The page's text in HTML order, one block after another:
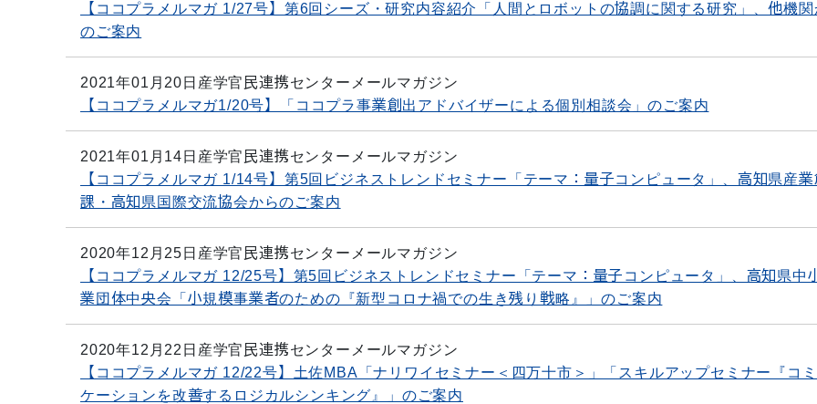
【ココプラメルマガ 1/27号】第6回シーズ・研究内容紹介「人間とロボットの協調に関する研究」、他機関
のご案内
2021年01月20日 産学官民連携センターメールマガジン
【ココプラメルマガ1/20号】「ココプラ事業創出アドバイザーによる個別相談会」のご案内
2021年01月14日 産学官民連携センターメールマガジン
【ココプラメルマガ 1/14号】第5回ビジネストレンドセミナー「テーマ：量子コンピュータ」、高知県産業
課・高知県国際交流協会からのご案内
2020年12月25日 産学官民連携センターメールマガジン
【ココプラメルマガ 12/25号】第5回ビジネストレンドセミナー「テーマ：量子コンピュータ」、高知県中
業団体中央会「小規模事業者のための『新型コロナ禍での生き残り戦略』」のご案内
2020年12月22日 産学官民連携センターメールマガジン
【ココプラメルマガ 12/22号】土佐MBA「ナリワイセミナー＜四万十市＞」「スキルアップセミナー『コ
ケーションを改善するロジカルシンキング』」のご案内